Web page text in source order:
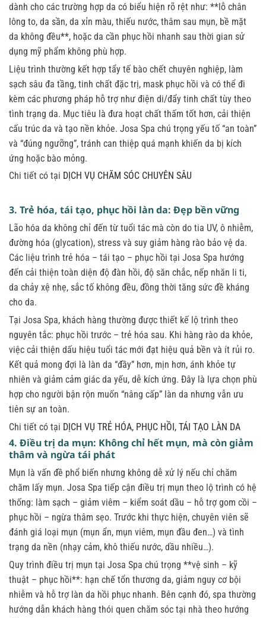
dành cho các trường hợp da có biểu hiện rõ rệt như: **lỗ chân
lông to, da sần, da xỉn màu, thiếu nước, thâm sau mụn, bề mặt
da không đều**, hoặc da cần phục hồi nhanh sau thời gian sử
dụng mỹ phẩm không phù hợp.
Liệu trình thường kết hợp tẩy tế bào chết chuyên nghiệp, làm
sạch sâu đa tầng, tinh chất đặc trị, mask phục hồi và có thể đi
kèm các phương pháp hỗ trợ như điện di/đẩy tinh chất tùy theo
tình trạng da. Mục tiêu là đưa hoạt chất thấm tốt hơn, cải thiện
cấu trúc da và tạo nền khỏe. Josa Spa chú trọng yếu tố “an toàn”
và “đúng ngưỡng”, tránh can thiệp quá mạnh khiến da bị kích
ứng hoặc bào mỏng.
Chi tiết có tại DỊCH VỤ CHĂM SÓC CHUYÊN SÂU
3. Trẻ hóa, tái tạo, phục hồi làn da: Đẹp bền vững
Lão hóa da không chỉ đến từ tuổi tác mà còn do tia UV, ô nhiễm,
đường hóa (glycation), stress và suy giảm hàng rào bảo vệ da.
Các liệu trình trẻ hóa – tái tạo – phục hồi tại Josa Spa hướng
đến cải thiện toàn diện độ đàn hồi, độ săn chắc, nếp nhăn li ti,
da chảy xệ nhẹ, sắc tố không đều, đồng thời tăng sức đề kháng
cho da.
Tại Josa Spa, khách hàng thường được thiết kế lộ trình theo
nguyên tắc: phục hồi trước – trẻ hóa sau. Khi hàng rào da khỏe,
việc cải thiện dấu hiệu tuổi tác mới đạt hiệu quả bền và ít rủi ro.
Kết quả mong đợi là làn da “đầy” hơn, mịn hơn, ánh khỏe tự
nhiên và giảm cảm giác da yếu, dễ kích ứng. Đây là lựa chọn phù
hợp cho người bận rộn muốn “nâng cấp” làn da nhưng vẫn ưu
tiên sự an toàn.
Chi tiết có tại DỊCH VỤ TRẺ HÓA, PHỤC HỒI, TÁI TẠO LÀN DA
4. Điều trị da mụn: Không chỉ hết mụn, mà còn giảm
thâm và ngừa tái phát
Mụn là vấn đề phổ biến nhưng không dễ xử lý nếu chỉ chăm
chăm lấy mụn. Josa Spa tiếp cận điều trị mụn theo lộ trình có hệ
thống: làm sạch – giảm viêm – kiểm soát dầu – hỗ trợ gom cồi –
phục hồi – ngừa thâm sẹo. Trước khi thực hiện, chuyên viên sẽ
đánh giá loại mụn (mụn ẩn, mụn viêm, mụn đầu đen…) và tình
trạng da nền (nhạy cảm, khô thiếu nước, dầu nhiều…).
Quy trình điều trị mụn tại Josa Spa chú trọng **vệ sinh – kỹ
thuật – phục hồi**: hạn chế tổn thương da, giảm nguy cơ bội
nhiễm và hỗ trợ làn da hồi phục nhanh. Bên cạnh đó, spa thường
hướng dẫn khách hàng thói quen chăm sóc tại nhà theo hướng